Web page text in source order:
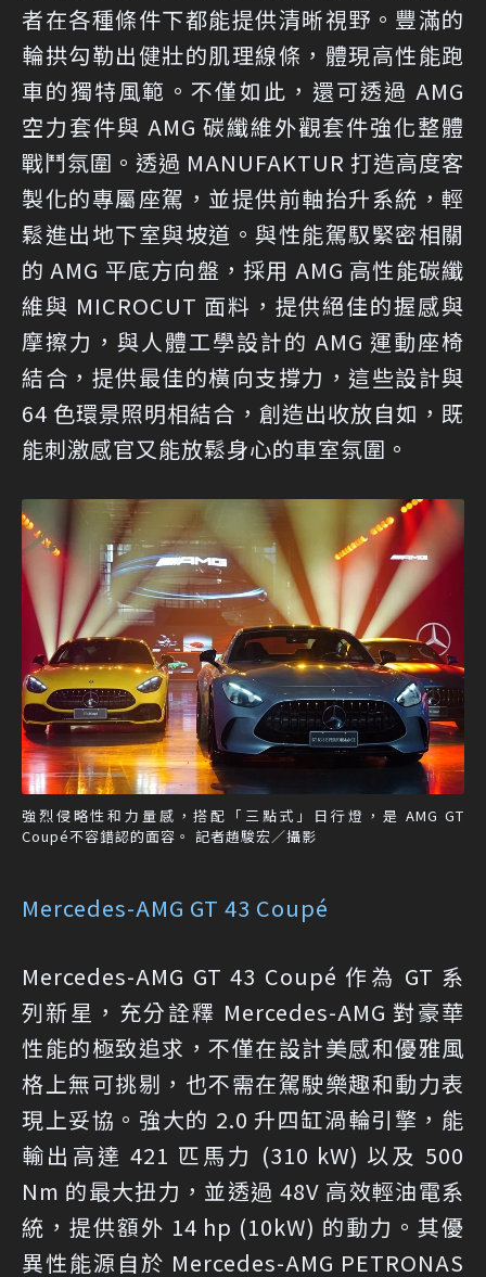
者在各種條件下都能提供清晰視野。豐滿的
輪拱勾勒出健壯的肌理線條，體現高性能跑
車的獨特風範。不僅如此，還可透過 AMG
空力套件與 AMG 碳纖維外觀套件強化整體
戰鬥氛圍。透過 MANUFAKTUR 打造高度客
製化的專屬座駕，並提供前軸抬升系統，輕
鬆進出地下室與坡道。與性能駕馭緊密相關
的 AMG 平底方向盤，採用 AMG 高性能碳纖
維與 MICROCUT 面料，提供絕佳的握感與
摩擦力，與人體工學設計的 AMG 運動座椅
結合，提供最佳的橫向支撐力，這些設計與
64 色環景照明相結合，創造出收放自如，既
能刺激感官又能放鬆身心的車室氛圍。
強烈侵略性和力量感，搭配「三點式」日行燈，是 AMG GT
Coupé不容錯認的面容。 記者趙駿宏／攝影
Mercedes-AMG GT 43 Coupé
Mercedes-AMG GT 43 Coupé 作為 GT 系
列新星，充分詮釋 Mercedes-AMG 對豪華
性能的極致追求，不僅在設計美感和優雅風
格上無可挑剔，也不需在駕駛樂趣和動力表
現上妥協。強大的 2.0 升四缸渦輪引擎，能
輸出高達 421 匹馬力 (310 kW) 以及 500
Nm 的最大扭力，並透過 48V 高效輕油電系
統，提供額外 14 hp (10kW) 的動力。其優
異性能源自於 Mercedes-AMG PETRONAS